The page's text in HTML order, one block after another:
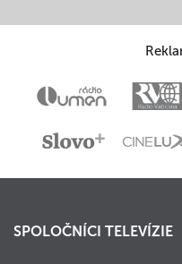
SPOLOČNÍCI TELEVÍZIE